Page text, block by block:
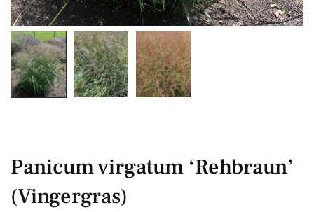
Panicum virgatum ‘Rehbraun’
(Vingergras)